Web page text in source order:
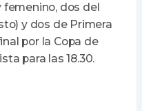
femenino, dos del
y dos de Primera
por la Copa de
para las 18.30.